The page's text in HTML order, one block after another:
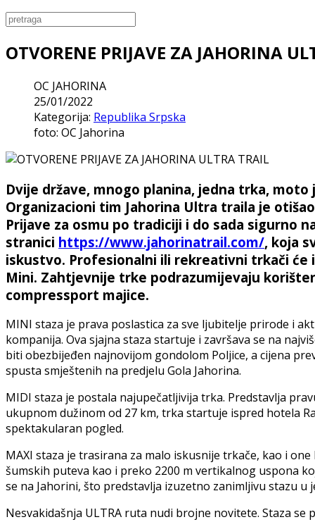
OTVORENE PRIJAVE ZA JAHORINA
OC JAHORINA
25/01/2022
Kategorija: Republika Srpska
foto: OC Jahorina
Dvije države, mnogo planina, jedna trka, moto
Organizacioni tim Jahorina Ultra traila je
Prijave za osmu po tradiciji i do sada sigurno
stranici https://www.jahorinatrail.com/, koja
iskustvo. Profesionalni ili rekreativni trkači
Mini. Zahtjevnije trke podrazumijevaju
compressport majice.
MINI staza je prava poslastica za sve ljubitelje prirode i
kompanija. Ova sjajna staza startuje i završava se na
biti obezbijeđen najnovijom gondolom Poljice, a cijena
spusta smještenih na predjelu Gola Jahorina.
MIDI staza je postala najupečatljivija trka. Predstavlja
ukupnom dužinom od 27 km, trka startuje ispred hotela
spektakularan pogled.
MAXI staza je trasirana za malo iskusnije trkače, kao i
šumskih puteva kao i preko 2200 m vertikalnog uspona
se na Jahorini, što predstavlja izuzetno zanimljivu stazu u
Nesvakidašnja ULTRA ruta nudi brojne novitete. Staza